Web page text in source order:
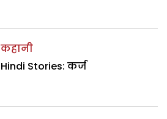
कहानी
Hindi Stories: कर्ज